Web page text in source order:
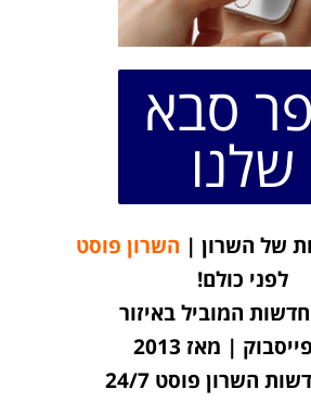
סבא
שלנו
של השרון | השרון פוסט
לפני כולם!
המוביל באיזור
| מאז 2013
השרון פוסט 24/7